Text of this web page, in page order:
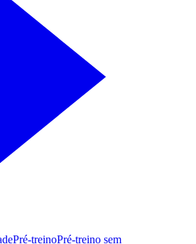
Pré-treinoPré‑treino sem